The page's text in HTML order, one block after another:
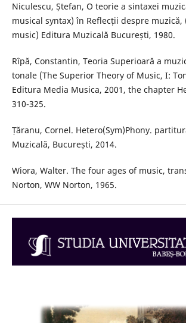
Niculescu, Ștefan, O teorie a sintaxei
musical syntax) în Reflecții despre muzică,
music) Editura Muzicală București, 1980.
Rîpă, Constantin, Teoria Superioară a
tonale (The Superior Theory of Music, I:
Editura Media Musica, 2001, the chapter
310-325.
Țăranu, Cornel. Hetero(Sym)Phony.
Muzicală, București, 2014.
Wiora, Walter. The four ages of music,
Norton, WW Norton, 1965.